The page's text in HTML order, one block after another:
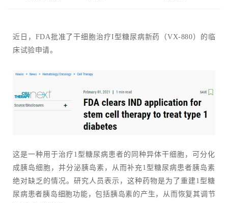
近日，FDA批准了干细胞治疗I型糖尿病新药（VX-880）的临
床试验申请。
这是一种用于治疗1型糖尿病患者的同种异体干细胞，可分化
成胰岛细胞，并分泌胰岛素，从而补充1型糖尿病患者胰岛素
绝对缺乏的情况。研究人员表示，这种药物是为了重建1型糖
尿病患者胰岛细胞功能，包括胰岛素的产生，从而恢复其调节